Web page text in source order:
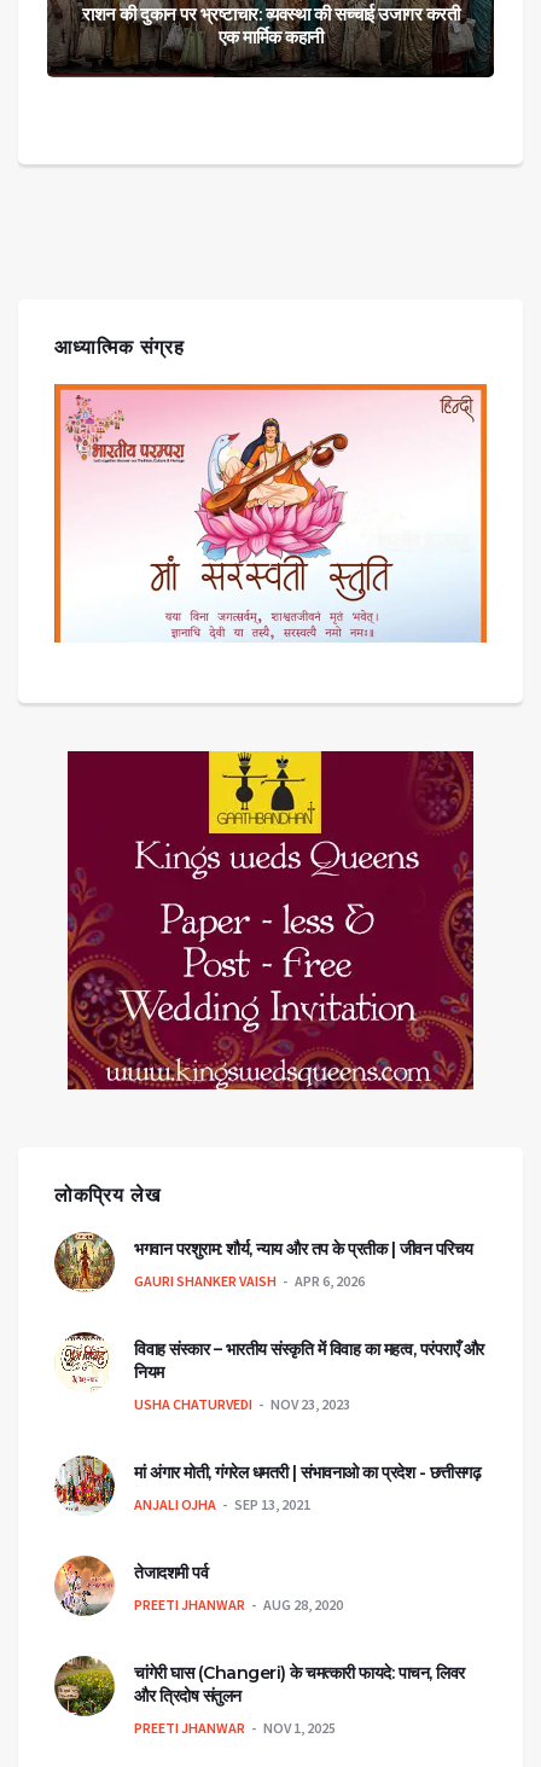
राशन की दुकान पर भ्रष्टाचार: व्यवस्था की सच्चाई उजागर करती
एक मार्मिक कहानी
आध्यात्मिक संग्रह
लोकप्रिय लेख
भगवान परशुराम: शौर्य, न्याय और तप के प्रतीक | जीवन परिचय
GAURI SHANKER VAISH APR 6, 2026
विवाह संस्कार – भारतीय संस्कृति में विवाह का महत्व, परंपराएँ और
नियम
USHA CHATURVEDI NOV 23, 2023
मां अंगार मोती, गंगरेल धमतरी | संभावनाओ का प्रदेश - छत्तीसगढ़
ANJALI OJHA SEP 13, 2021
तेजादशमी पर्व
PREETI JHANWAR AUG 28, 2020
चांगेरी घास (Changeri) के चमत्कारी फायदे: पाचन, लिवर
और त्रिदोष संतुलन
PREETI JHANWAR NOV 1, 2025